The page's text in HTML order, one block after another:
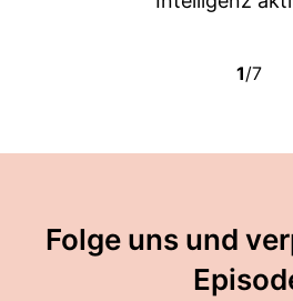
1/7
Folge uns und